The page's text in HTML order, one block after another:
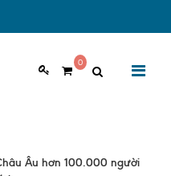
0
chung
Âu hơn 100.000 người